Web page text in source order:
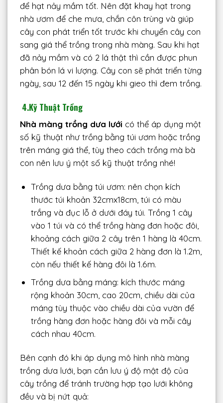
để hạt nảy mầm tốt. Nên đặt khay hạt trong
nhà ươm để che mưa, chắn côn trùng và giúp
cây con phát triển tốt trước khi chuyển cây con
sang giá thể trồng trong nhà màng. Sau khi hạt
đã nảy mầm và có 2 lá thật thì cần được phun
phân bón lá vi lượng. Cây con sẽ phát triển từng
ngày, sau 12 đến 15 ngày khi gieo thì đem trồng.
4.Kỹ Thuật Trồng
Nhà màng trồng dưa lưới có thể áp dụng một
số kỹ thuật như trồng bằng túi ươm hoặc trồng
trên máng giá thể, tùy theo cách trồng mà bà
con nên lưu ý một số kỹ thuật trồng nhé!
Trồng dưa bằng túi ươm: nên chọn kích
thước túi khoản 32cmx18cm, túi có màu
trắng và đục lỗ ở dưới đáy túi. Trồng 1 cây
vào 1 túi và có thể trồng hàng đơn hoặc đôi,
khoảng cách giữa 2 cây trên 1 hàng là 40cm.
Thiết kế khoản cách giữa 2 hàng đơn là 1.2m,
còn nếu thiết kế hàng đôi là 1.6m.
Trồng dưa bằng máng: kích thước máng
rộng khoản 30cm, cao 20cm, chiều dài của
máng tùy thuộc vào chiều dài của vườn để
trồng hàng đơn hoặc hàng đôi và mỗi cây
cách nhau 40cm.
Bên cạnh đó khi áp dụng mô hình nhà màng
trồng dưa lưới, bạn cần lưu ý độ mật độ của
cây trồng để tránh trường hợp tạo lưới không
đều và bị nứt quả: